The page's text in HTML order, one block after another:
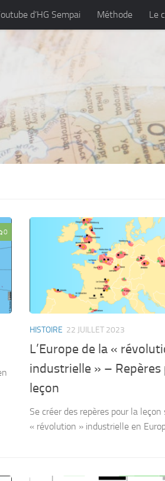
d’HG Sempai Méthode Le
0
HISTOIRE 22 JUILLET 2023
L’Europe de la «
industrielle » – Repères
leçon
Se créer des repères pour la leçon
« révolution » industrielle en